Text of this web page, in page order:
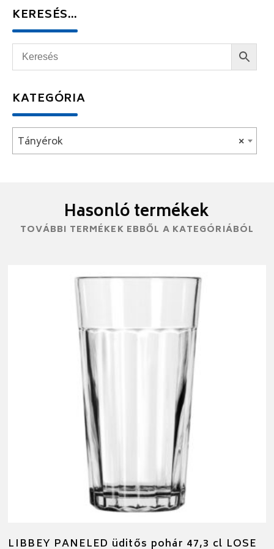
KERESÉS…
KATEGÓRIA
×
Tányérok
Hasonló termékek
TOVÁBBI TERMÉKEK EBBŐL A KATEGÓRIÁBÓL
LIBBEY PANELED üditős pohár 47,3 cl LOSE